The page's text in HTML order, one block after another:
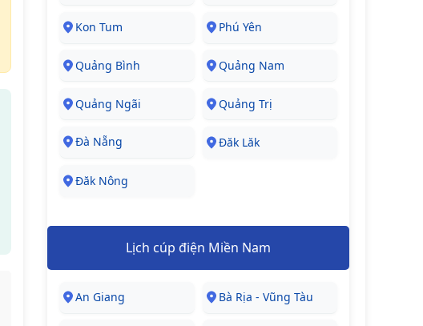
Kon Tum Phú Yên
Quảng Bình Quảng Nam
Quảng Ngãi Quảng Trị
Đà Nẵng Đăk Lăk
Đăk Nông
Lịch cúp điện Miền Nam
An Giang Bà Rịa - Vũng Tàu